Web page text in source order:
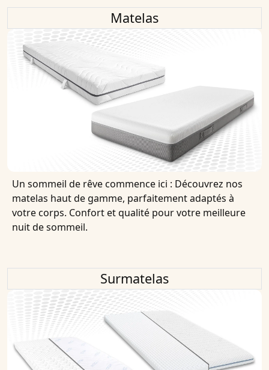
Matelas
Un sommeil de rêve commence ici : Découvrez nos
matelas haut de gamme, parfaitement adaptés à
votre corps. Confort et qualité pour votre meilleure
nuit de sommeil.
Surmatelas